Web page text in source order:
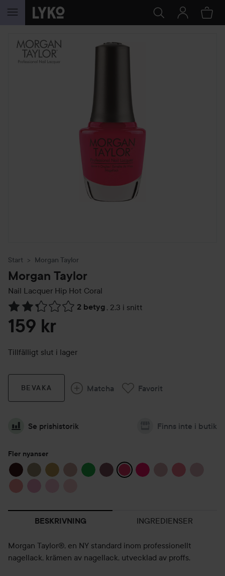
HOPPA TILL INNEHÅLLET
Start Morgan Taylor
Morgan Taylor
Nail Lacquer Hip Hot Coral
2 betyg , 2.3 i snitt
Hoppa till Betyg & kommentarer
159 kr
Tillfälligt slut i lager
BEVAKA Matcha Favorit
Se prishistorik Finns inte i butik
Fler nyanser
BESKRIVNING INGREDIENSER
Morgan Taylor®, en NY standard inom professionellt
nagellack, krämen av nagellack, utvecklad av proffs.